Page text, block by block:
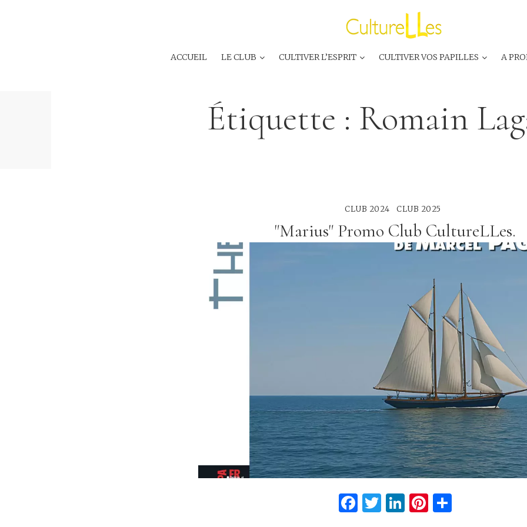
ACCUEIL LE CLUB CULTIVER L’ESPRIT CULTIVER VOS PAPILLES A
Étiquette : Romain
CLUB 2024 CLUB 2025
"Marius" Promo Club CultureLLes.
Facebook
Twitter
LinkedIn
Pinterest